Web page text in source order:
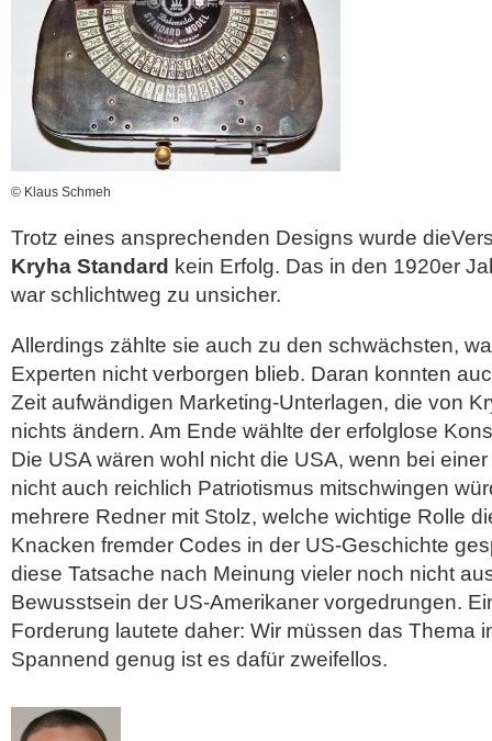
© Klaus Schmeh
Trotz eines ansprechenden Designs wurde
Kryha Standard kein Erfolg. Das in den 1920er
war schlichtweg zu unsicher.
Allerdings zählte sie auch zu den schwächsten,
Experten nicht verborgen blieb. Daran konnten
Zeit aufwändigen Marketing-Unterlagen, die von
nichts ändern. Am Ende wählte der erfolglose
Die USA wären wohl nicht die USA, wenn bei
nicht auch reichlich Patriotismus mitschwingen
mehrere Redner mit Stolz, welche wichtige Rolle
Knacken fremder Codes in der US-Geschichte
diese Tatsache nach Meinung vieler noch nicht
Bewusstsein der US-Amerikaner vorgedrungen.
Forderung lautete daher: Wir müssen das Thema
Spannend genug ist es dafür zweifellos.